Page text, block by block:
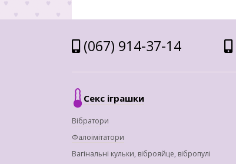
(067) 914-37-14
Секс іграшки
Вібратори
Фалоімітатори
Вагінальні кульки, віброяйце, вібропулі